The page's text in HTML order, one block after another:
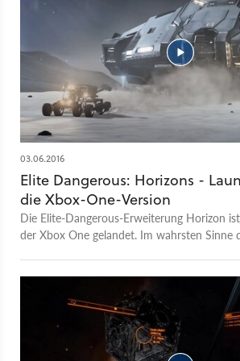
03.06.2016
Elite Dangerous: Horizons -
die Xbox-One-Version
Die Elite-Dangerous-Erweiterung Horizon
der Xbox One gelandet. Im wahrsten Sinne
ohne Atmosphäre zu landen. Dort kann
Oberfläche mit einem Fahrzeug unsicher
Wracks oder Ressourcen absuchen.